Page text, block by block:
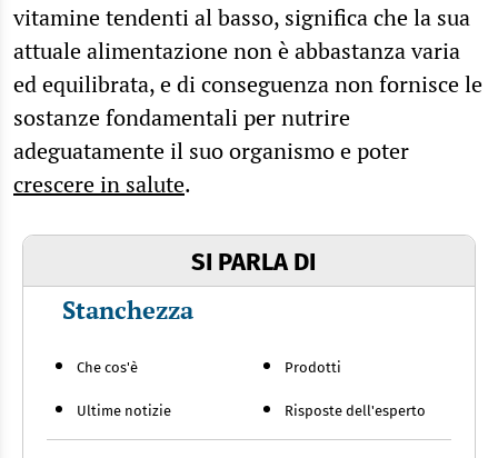
vitamine tendenti al basso, significa che la sua
attuale alimentazione non è abbastanza varia
ed equilibrata, e di conseguenza non fornisce le
sostanze fondamentali per nutrire
adeguatamente il suo organismo e poter
crescere in salute.
SI PARLA DI
Stanchezza
Che cos'è
Ultime notizie
Prodotti
Risposte dell'esperto